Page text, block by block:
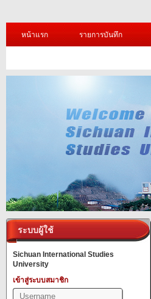
หน้าแรก รายการบันทึก
ระบบผู้ใช้
Sichuan International Studies
University
เข้าสู่ระบบสมาชิก